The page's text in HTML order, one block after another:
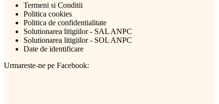
Termeni si Conditii
Politica cookies
Politica de confidentialitate
Solutionarea litigiilor - SAL ANPC
Solutionarea litigiilor - SOL ANPC
Date de identificare
Urmareste-ne pe Facebook: